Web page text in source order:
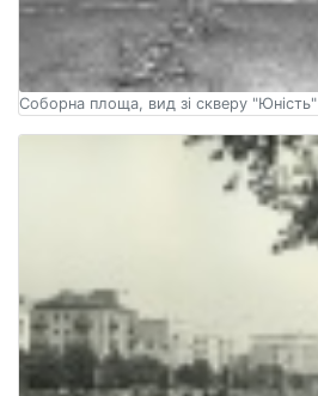
Соборна площа, вид зі скверу "Юність"